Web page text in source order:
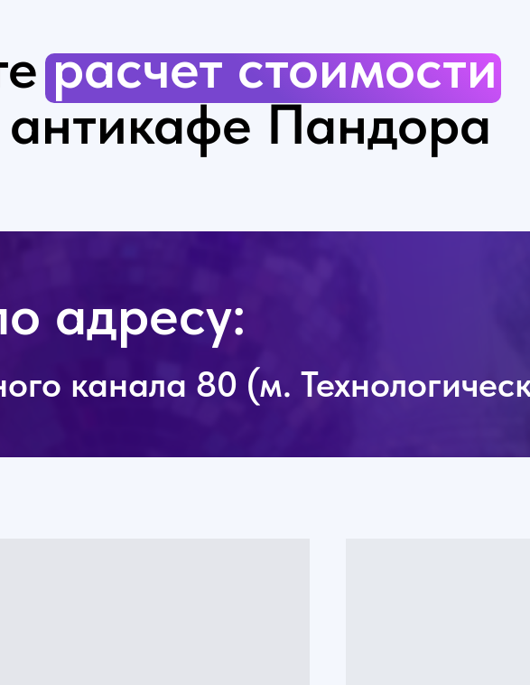
расчет стоимости
Пандора
адресу:
канала 80 (м.